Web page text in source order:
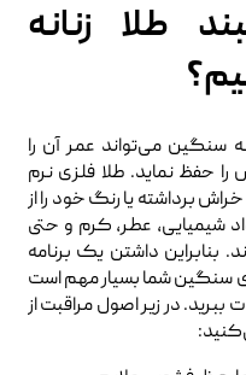
طلا زنانه
سنگین می‌تواند عمر آن را
حفظ نماید. طلا فلزی نرم
برداشته یا رنگ خود را از
عطر، کرم و حتی
بنابراین داشتن یک برنامه
سنگین شما بسیار مهم است
ببرید. در زیر اصول مراقبت از